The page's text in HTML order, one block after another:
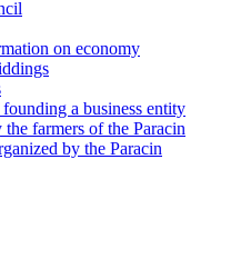
on economy
a business entity
farmers of the Paracin
by the Paracin